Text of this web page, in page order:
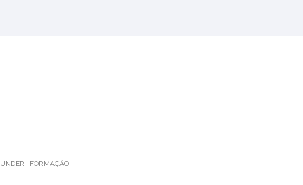
UNDER : FORMAÇÃO